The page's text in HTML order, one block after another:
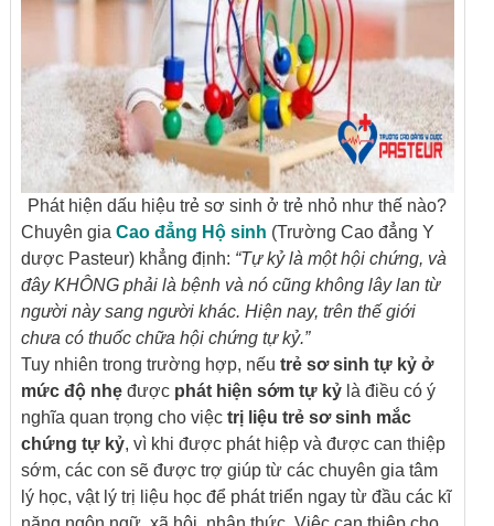
Phát hiện dấu hiệu trẻ sơ sinh ở trẻ nhỏ như thế nào?
Chuyên giaCao đẳng Hộ sinh (Trường Cao đẳng Y
dược Pasteur) khẳng định: “Tự kỷ là một hội chứng, và
đây KHÔNG phải là bệnh và nó cũng không lây lan từ
người này sang người khác. Hiện nay, trên thế giới
chưa có thuốc chữa hội chứng tự kỷ.”
Tuy nhiên trong trường hợp, nếutrẻ sơ sinh tự kỷ ở
mức độ nhẹ được phát hiện sớm tự kỷ là điều có ý
nghĩa quan trọng cho việctrị liệu trẻ sơ sinh mắc
chứng tự kỷ, vì khi được phát hiệp và được can thiệp
sớm, các con sẽ được trợ giúp từ các chuyên gia tâm
lý học, vật lý trị liệu học để phát triển ngay từ đầu các kĩ